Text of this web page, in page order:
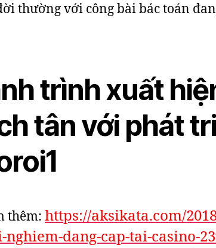
thường với công bài bác toán
trình xuất
tân với phát
thêm: https://aksikata.com/
nghiem-dang-cap-tai-casino-